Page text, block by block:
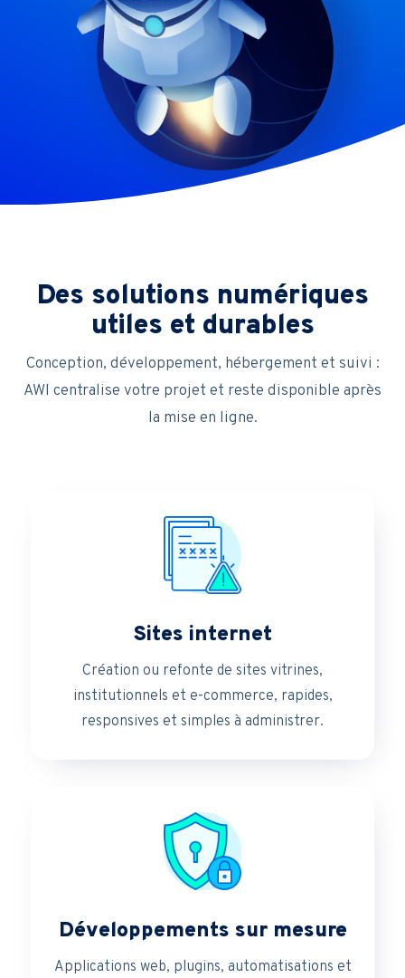
Des solutions numériques
utiles et durables
Conception, développement, hébergement et suivi :
AWI centralise votre projet et reste disponible après
la mise en ligne.
Sites internet
Création ou refonte de sites vitrines,
institutionnels et e-commerce, rapides,
responsives et simples à administrer.
Développements sur mesure
Applications web, plugins, automatisations et